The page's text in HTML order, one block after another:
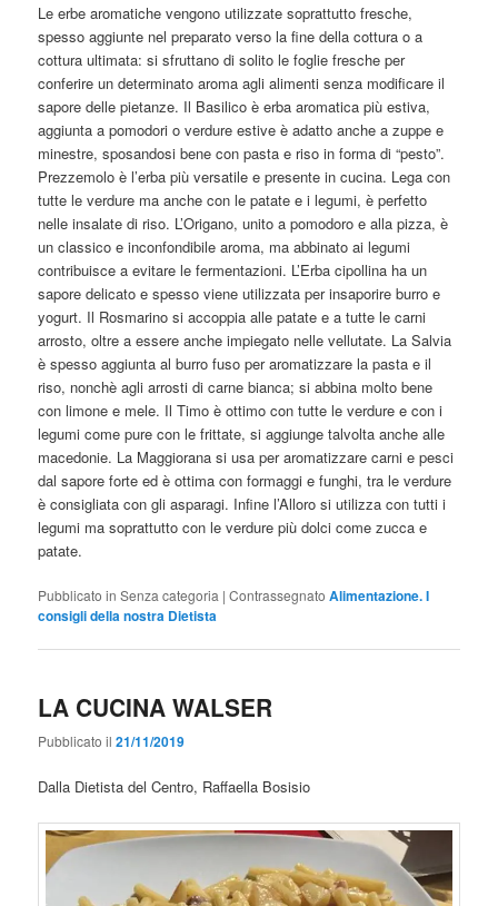
Le erbe aromatiche vengono utilizzate soprattutto fresche,
spesso aggiunte nel preparato verso la fine della cottura o a
cottura ultimata: si sfruttano di solito le foglie fresche per
conferire un determinato aroma agli alimenti senza modificare il
sapore delle pietanze. Il Basilico è erba aromatica più estiva,
aggiunta a pomodori o verdure estive è adatto anche a zuppe e
minestre, sposandosi bene con pasta e riso in forma di “pesto”.
Prezzemolo è l’erba più versatile e presente in cucina. Lega con
tutte le verdure ma anche con le patate e i legumi, è perfetto
nelle insalate di riso. L’Origano, unito a pomodoro e alla pizza, è
un classico e inconfondibile aroma, ma abbinato ai legumi
contribuisce a evitare le fermentazioni. L’Erba cipollina ha un
sapore delicato e spesso viene utilizzata per insaporire burro e
yogurt. Il Rosmarino si accoppia alle patate e a tutte le carni
arrosto, oltre a essere anche impiegato nelle vellutate. La Salvia
è spesso aggiunta al burro fuso per aromatizzare la pasta e il
riso, nonchè agli arrosti di carne bianca; si abbina molto bene
con limone e mele. Il Timo è ottimo con tutte le verdure e con i
legumi come pure con le frittate, si aggiunge talvolta anche alle
macedonie. La Maggiorana si usa per aromatizzare carni e pesci
dal sapore forte ed è ottima con formaggi e funghi, tra le verdure
è consigliata con gli asparagi. Infine l’Alloro si utilizza con tutti i
legumi ma soprattutto con le verdure più dolci come zucca e
patate.
Pubblicato in Senza categoria |Contrassegnato Alimentazione. I
consigli della nostra Dietista
LA CUCINA WALSER
Pubblicato il21/11/2019
Dalla Dietista del Centro, Raffaella Bosisio